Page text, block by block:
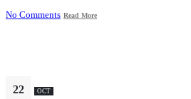
No Comments Read More
22 OCT